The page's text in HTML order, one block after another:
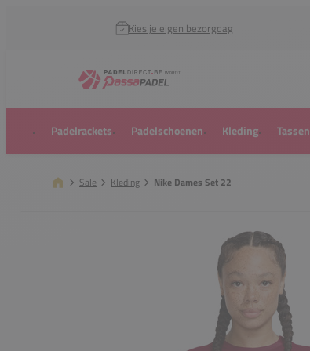
Kies je eigen bezorgdag
Padelrackets Padelschoenen Kleding Tassen
Sale Kleding Nike Dames Set 22